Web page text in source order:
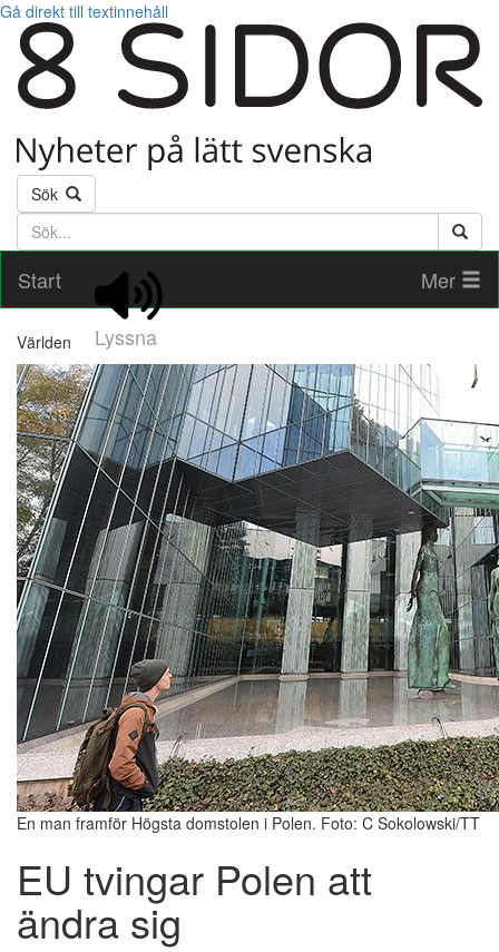
Gå direkt till textinnehåll
Sök
Söktext
Start
Lyssna
Mer
Världen
En man framför Högsta domstolen i Polen. Foto: C Sokolowski/TT
EU tvingar Polen att
ändra sig